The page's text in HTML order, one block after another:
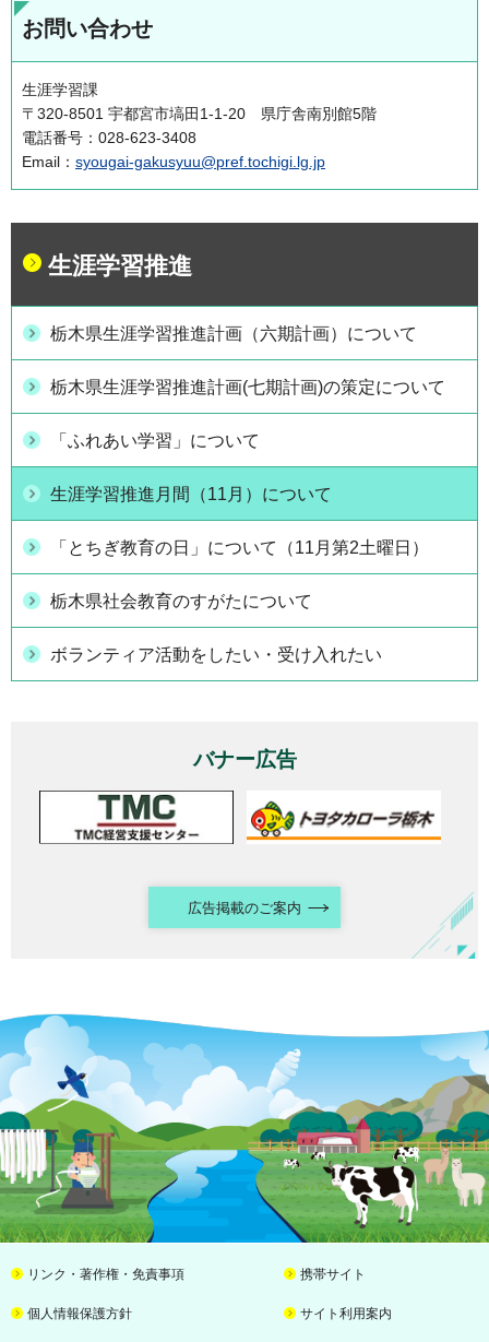
お問い合わせ
生涯学習課
〒320-8501 宇都宮市塙田1-1-20 県庁舎南別館5階
電話番号：028-623-3408
Email： syougai-gakusyuu@pref.tochigi.lg.jp
生涯学習推進
栃木県生涯学習推進計画（六期計画）について
栃木県生涯学習推進計画(七期計画)の策定について
「ふれあい学習」について
生涯学習推進月間（11月）について
「とちぎ教育の日」について（11月第2土曜日）
栃木県社会教育のすがたについて
ボランティア活動をしたい・受け入れたい
バナー広告
広告掲載のご案内
リンク・著作権・免責事項 携帯サイト
個人情報保護方針 サイト利用案内